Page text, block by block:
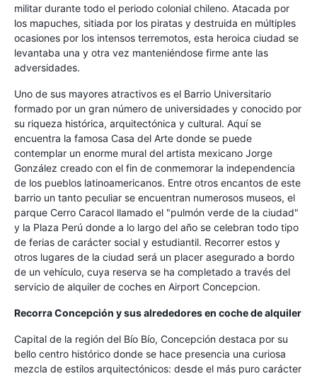
militar durante todo el periodo colonial chileno. Atacada por
los mapuches, sitiada por los piratas y destruida en múltiples
ocasiones por los intensos terremotos, esta heroica ciudad se
levantaba una y otra vez manteniéndose firme ante las
adversidades.
Uno de sus mayores atractivos es el Barrio Universitario
formado por un gran número de universidades y conocido por
su riqueza histórica, arquitectónica y cultural. Aquí se
encuentra la famosa Casa del Arte donde se puede
contemplar un enorme mural del artista mexicano Jorge
González creado con el fin de conmemorar la independencia
de los pueblos latinoamericanos. Entre otros encantos de este
barrio un tanto peculiar se encuentran numerosos museos, el
parque Cerro Caracol llamado el "pulmón verde de la ciudad"
y la Plaza Perú donde a lo largo del año se celebran todo tipo
de ferias de carácter social y estudiantil. Recorrer estos y
otros lugares de la ciudad será un placer asegurado a bordo
de un vehículo, cuya reserva se ha completado a través del
servicio de alquiler de coches en Airport Concepcion.
Recorra Concepción y sus alrededores en coche de alquiler
Capital de la región del Bío Bío, Concepción destaca por su
bello centro histórico donde se hace presencia una curiosa
mezcla de estilos arquitectónicos: desde el más puro carácter